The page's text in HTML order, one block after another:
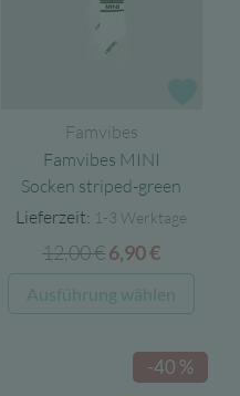
Famvibes
Famvibes MINI
Socken striped-green
Lieferzeit: 1-3 Werktage
12,00€Ursprünglicher
Preis
war:
6,90€
Preis
ist:
Ausführung wählen
-40 %